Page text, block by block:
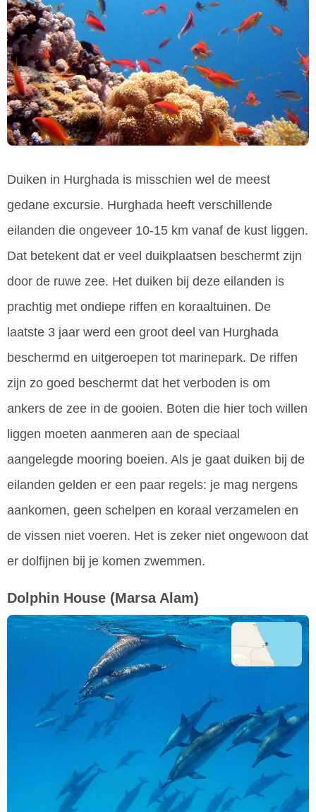
Duiken in Hurghada is misschien wel de meest
gedane excursie. Hurghada heeft verschillende
eilanden die ongeveer 10-15 km vanaf de kust liggen.
Dat betekent dat er veel duikplaatsen beschermt zijn
door de ruwe zee. Het duiken bij deze eilanden is
prachtig met ondiepe riffen en koraaltuinen. De
laatste 3 jaar werd een groot deel van Hurghada
beschermd en uitgeroepen tot marinepark. De riffen
zijn zo goed beschermt dat het verboden is om
ankers de zee in de gooien. Boten die hier toch willen
liggen moeten aanmeren aan de speciaal
aangelegde mooring boeien. Als je gaat duiken bij de
eilanden gelden er een paar regels: je mag nergens
aankomen, geen schelpen en koraal verzamelen en
de vissen niet voeren. Het is zeker niet ongewoon dat
er dolfijnen bij je komen zwemmen.
Dolphin House (Marsa Alam)